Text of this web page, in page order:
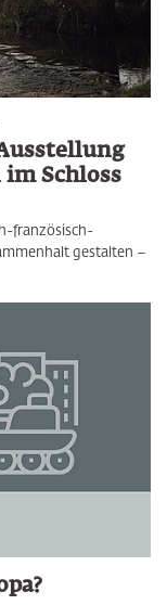
Schloss
französisch-
gestalten –